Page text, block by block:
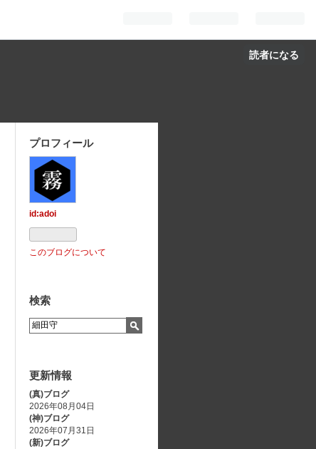
読者になる
プロフィール
id:adoi
このブログについて
検索
更新情報
(真)ブログ
2026年08月04日
(神)ブログ
2026年07月31日
(新)ブログ